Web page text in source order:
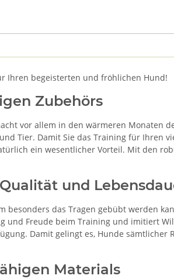
Ihren begeisterten und fröhlichen Hund!
Zubehörs
vor allem in den wärmeren Monaten
Tier. Damit Sie das Training für Ihren
ein wesentlicher Vorteil. Mit den
und
besonders das Tragen gebübt werden
und Freude beim Training und imitiert
Damit gelingt es, Hunde
Materials